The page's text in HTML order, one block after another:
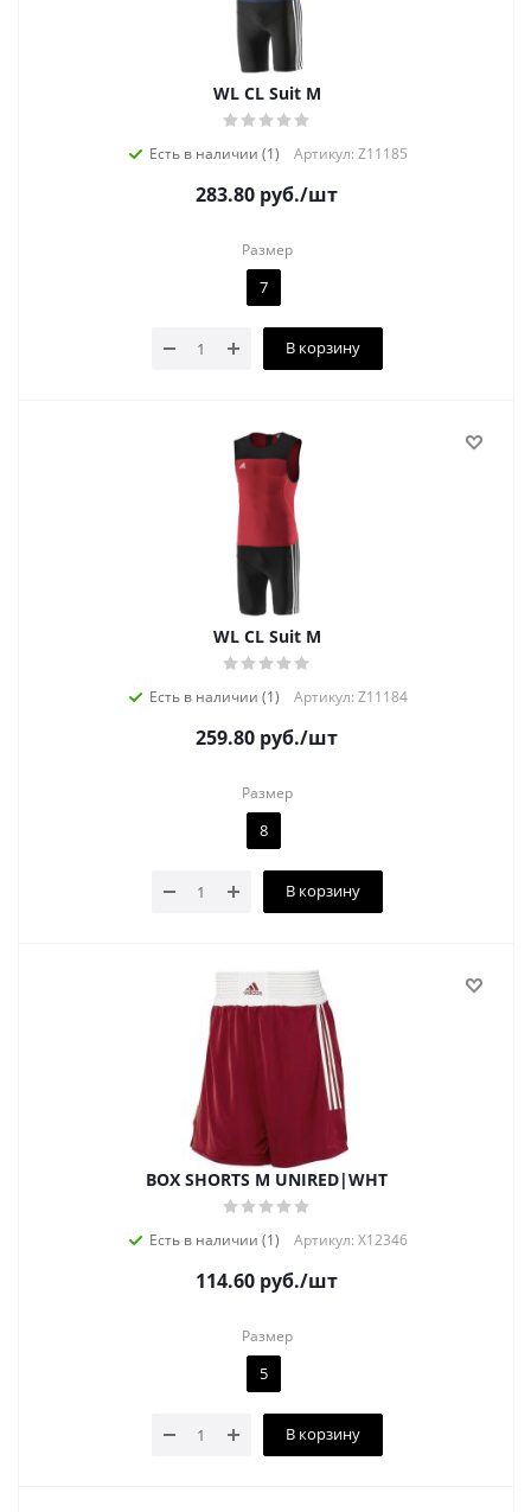
WL CL Suit M
Есть в наличии (1) Артикул: Z11185
283.80 руб./шт
Размер
7
В корзину
WL CL Suit M
Есть в наличии (1) Артикул: Z11184
259.80 руб./шт
Размер
8
В корзину
BOX SHORTS M UNIRED|WHT
Есть в наличии (1) Артикул: X12346
114.60 руб./шт
Размер
5
В корзину